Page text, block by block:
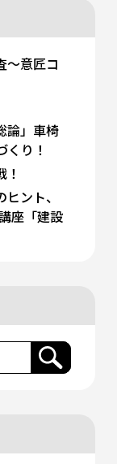
～意匠コ
論」車椅
り！
ント、
座「建設